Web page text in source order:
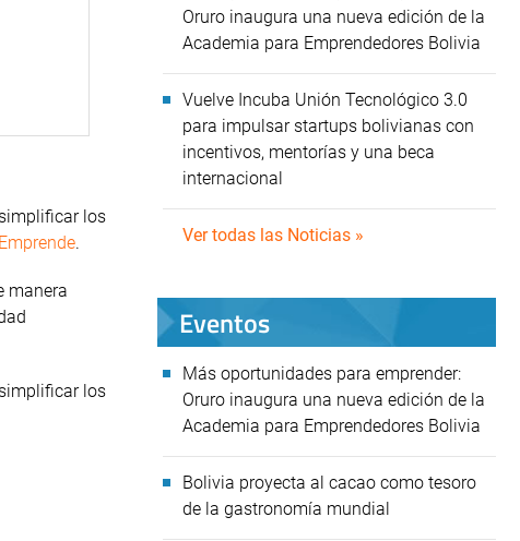
los
.
manera
los
Oruro inaugura una nueva edición de la
Academia para Emprendedores Bolivia
Vuelve Incuba Unión Tecnológico 3.0
para impulsar startups bolivianas con
incentivos, mentorías y una beca
internacional
Ver todas las Noticias »
Eventos
Más oportunidades para emprender:
Oruro inaugura una nueva edición de la
Academia para Emprendedores Bolivia
Bolivia proyecta al cacao como tesoro
de la gastronomía mundial